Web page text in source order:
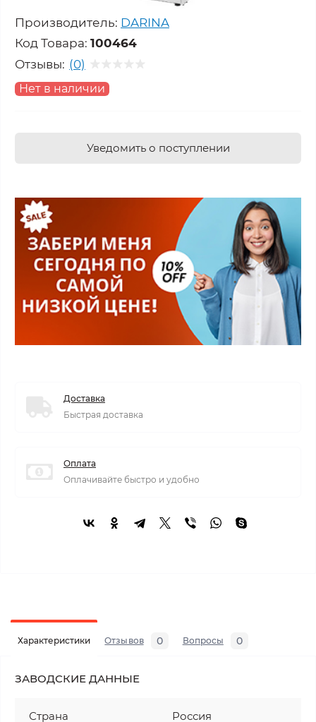
Производитель: DARINA
Код Товара: 100464
Отзывы: (0)
Нет в наличии
Уведомить о поступлении
Доставка
Быстрая доставка
Оплата
Оплачивайте быстро и удобно
Характеристики Отзывов 0 Вопросы 0
ЗАВОДСКИЕ ДАННЫЕ
Страна Россия